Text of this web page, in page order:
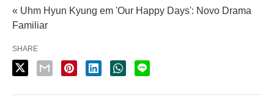
« Uhm Hyun Kyung em 'Our Happy Days': Novo Drama
Familiar
SHARE